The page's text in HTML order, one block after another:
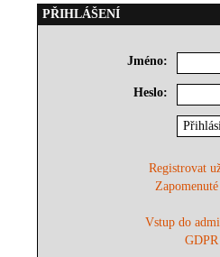
PŘIHLÁŠENÍ
Jméno:
Heslo:
Registrovat
Vstup do
GDPR